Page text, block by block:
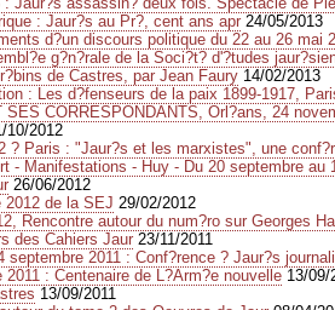
: Jaur?s au Pr?, cent ans apr 24/05/2013
d?un discours politique du 22 au 26 mai
g?n?rale de la Soci?t? d'?tudes
de Castres, par Jean Faury 14/02/2013
: Les d?fenseurs de la paix 1899-1917,
SES CORRESPONDANTS, Orl?ans, 24
10/2012
? Paris : "Jaur?s et les marxistes", une
- Manifestations - Huy - Du 20 septembre au
26/06/2012
2012 de la SEJ 29/02/2012
Rencontre autour du num?ro sur Georges
des Cahiers Jaur 23/11/2011
septembre 2011 : Conf?rence ? Jaur?s
2011 : Centenaire de L?Arm?e nouvelle 13/09/
13/09/2011